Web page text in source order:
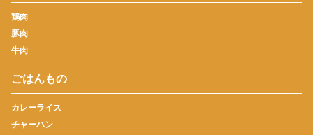
鶏肉
豚肉
牛肉
ごはんもの
カレーライス
チャーハン